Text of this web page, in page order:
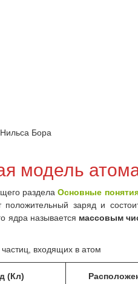
Бора
модель
разделаОсновные
положительный заряд и
ядра называется массовым
входящих в атом
(Кл)